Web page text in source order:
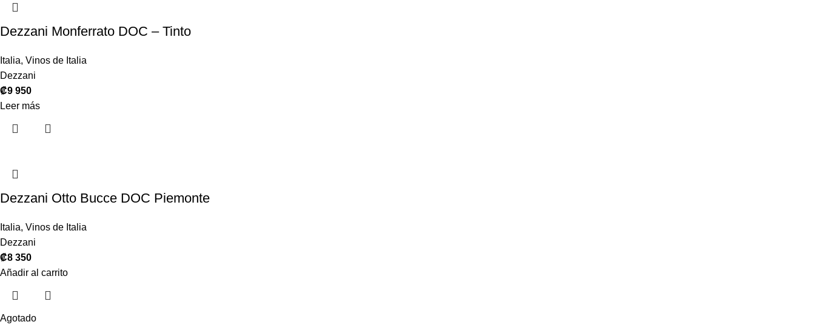
Dezzani Monferrato DOC – Tinto
Italia, Vinos de Italia
Dezzani
₡9 950
Leer más
Dezzani Otto Bucce DOC Piemonte
Italia, Vinos de Italia
Dezzani
₡8 350
Añadir al carrito
Agotado